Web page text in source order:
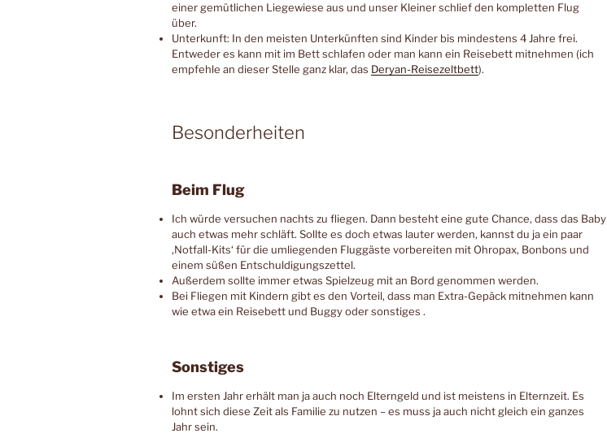
einer gemütlichen Liegewiese aus und unser Kleiner schlief den kompletten Flug
über.
Unterkunft: In den meisten Unterkünften sind Kinder bis mindestens 4 Jahre frei.
Entweder es kann mit im Bett schlafen oder man kann ein Reisebett mitnehmen (ich
empfehle an dieser Stelle ganz klar, das Deryan-Reisezeltbett).
Besonderheiten
Beim Flug
Ich würde versuchen nachts zu fliegen. Dann besteht eine gute Chance, dass das Baby
auch etwas mehr schläft. Sollte es doch etwas lauter werden, kannst du ja ein paar
‚Notfall-Kits‘ für die umliegenden Fluggäste vorbereiten mit Ohropax, Bonbons und
einem süßen Entschuldigungszettel.
Außerdem sollte immer etwas Spielzeug mit an Bord genommen werden.
Bei Fliegen mit Kindern gibt es den Vorteil, dass man Extra-Gepäck mitnehmen kann
wie etwa ein Reisebett und Buggy oder sonstiges .
Sonstiges
Im ersten Jahr erhält man ja auch noch Elterngeld und ist meistens in Elternzeit. Es
lohnt sich diese Zeit als Familie zu nutzen – es muss ja auch nicht gleich ein ganzes
Jahr sein.